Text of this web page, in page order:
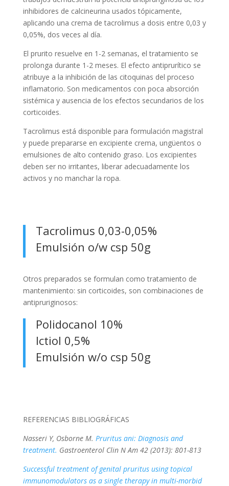
inhibidores de calcineurina usados tópicamente,
aplicando una crema de tacrolimus a dosis entre 0,03 y
0,05%, dos veces al día.
El prurito resuelve en 1-2 semanas, el tratamiento se
prolonga durante 1-2 meses. El efecto antiprurítico se
atribuye a la inhibición de las citoquinas del proceso
inflamatorio. Son medicamentos con poca absorción
sistémica y ausencia de los efectos secundarios de los
corticoides.
Tacrolimus está disponible para formulación magistral
y puede prepararse en excipiente crema, ungüentos o
emulsiones de alto contenido graso. Los excipientes
deben ser no irritantes, liberar adecuadamente los
activos y no manchar la ropa.
Tacrolimus 0,03-0,05%
Emulsión o/w csp 50g
Otros preparados se formulan como tratamiento de
mantenimiento: sin corticoides, son combinaciones de
antipruriginosos:
Polidocanol 10%
Ictiol 0,5%
Emulsión w/o csp 50g
REFERENCIAS BIBLIOGRÁFICAS
Nasseri Y, Osborne M. Pruritus ani: Diagnosis and
treatment. Gastroenterol Clin N Am 42 (2013): 801-813
Successful treatment of genital pruritus using topical
immunomodulators as a single therapy in multi-morbid